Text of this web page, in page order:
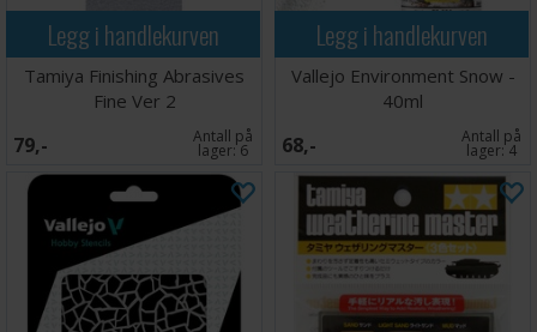
Legg i handlekurven
Tamiya Finishing Abrasives
Fine Ver 2
79,- Antall på
lager:6
Legg i handlekurven
Vallejo Environment Snow -
40ml
68,- Antall på
lager:4